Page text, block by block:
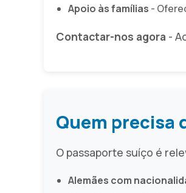
Apoio às famílias -
Contactar-nos agora -
Quem precisa
O passaporte suíço é
Alemães com